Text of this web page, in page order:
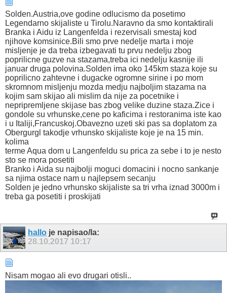
Solden.Austria,ove godine odlucismo da posetimo
Legendarno skijaliste u Tirolu.Naravno da smo kontaktirali
Branka i Aidu iz Langenfelda i rezervisali smestaj kod
njihove komsinice.Bili smo prve nedelje marta i moje
misljenje je da treba izbegavati tu prvu nedelju zbog
poprilicne guzve na stazama,treba ici nedelju kasnije ili
januar druga polovina.Solden ima oko 145km staza koje su
poprilicno zahtevne i dugacke ogromne sirine i po mom
skromnom misljenju mozda medju najboljim stazama na
kojim sam skijao ali mislim da nije za pocetnike i
nepripremljene skijase bas zbog velike duzine staza.Zice i
gondole su vrhunske,cene po kaficima i restoranima iste kao
i u Italiji,Francuskoj.Obavezno uzeti ski pas sa doplatom za
Obergurgl takodje vrhunsko skijaliste koje je na 15 min.
kolima
terme Aqua dom u Langenfeldu su prica za sebe i to je nesto
sto se mora posetiti
Branko i Aida su najbolji moguci domacini i nocno sankanje
sa njima ostace nam u najlepsem secanju
Solden je jedno vrhunsko skijaliste sa tri vrha iznad 3000m i
treba ga posetiti i proskijati
hallo je napisao/la:
28.10.2017 10:17
Nisam mogao ali evo drugari otisli..